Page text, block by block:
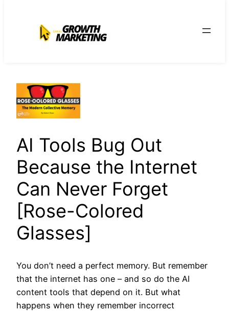
conteúdo
AI Tools Bug Out
Because the Internet
Can Never Forget
[Rose-Colored
Glasses]
You don’t need a perfect memory. But remember
that the internet has one – and so do the AI
content tools that depend on it. But what
happens when they remember incorrect